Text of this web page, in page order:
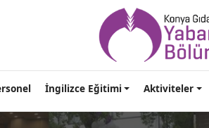
İngilizce Eğitimi Aktiviteler